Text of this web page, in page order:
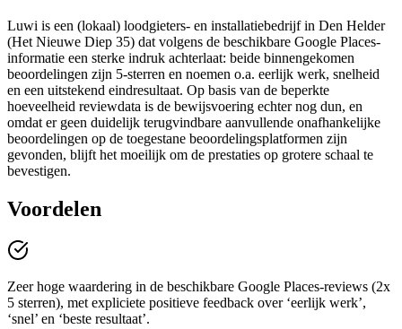
Luwi is een (lokaal) loodgieters- en installatiebedrijf in Den Helder
(Het Nieuwe Diep 35) dat volgens de beschikbare Google Places-
informatie een sterke indruk achterlaat: beide binnengekomen
beoordelingen zijn 5-sterren en noemen o.a. eerlijk werk, snelheid
en een uitstekend eindresultaat. Op basis van de beperkte
hoeveelheid reviewdata is de bewijsvoering echter nog dun, en
omdat er geen duidelijk terugvindbare aanvullende onafhankelijke
beoordelingen op de toegestane beoordelingsplatformen zijn
gevonden, blijft het moeilijk om de prestaties op grotere schaal te
bevestigen.
Voordelen
Zeer hoge waardering in de beschikbare Google Places-reviews (2x
5 sterren), met expliciete positieve feedback over ‘eerlijk werk’,
‘snel’ en ‘beste resultaat’.